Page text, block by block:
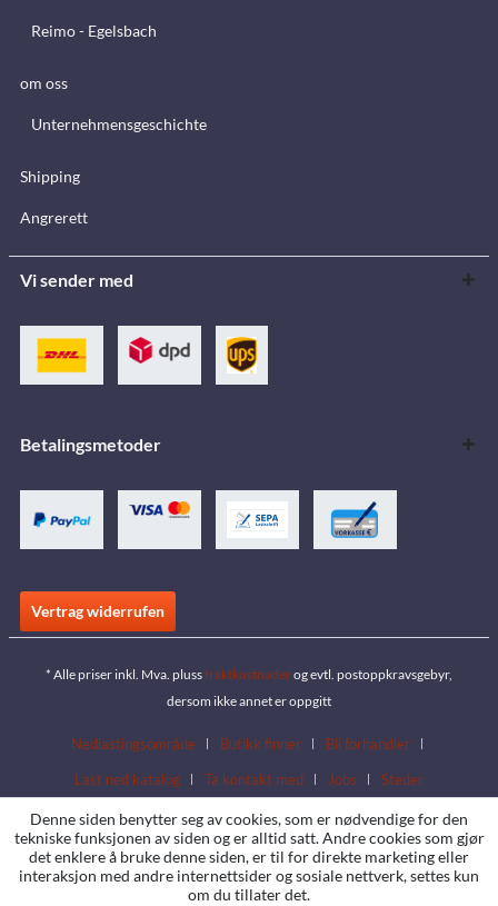
Reimo - Egelsbach
om oss
Unternehmensgeschichte
Shipping
Angrerett
Vi sender med
Betalingsmetoder
Vertrag widerrufen
* Alle priser inkl. Mva. plussfraktkostnaderog evtl. postoppkravsgebyr,
dersom ikke annet er oppgitt
Nedlastingsområde Butikk finner
Bli forhandler
Last ned katalog
Ta kontakt med Jobs Steder
Denne siden benytter seg av cookies, som er nødvendige for den
tekniske funksjonen av siden og er alltid satt. Andre cookies som gjør
det enklere å bruke denne siden, er til for direkte marketing eller
interaksjon med andre internettsider og sosiale nettverk, settes kun
om du tillater det.